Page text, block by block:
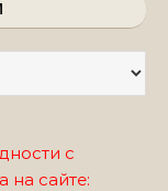
с
на сайте: